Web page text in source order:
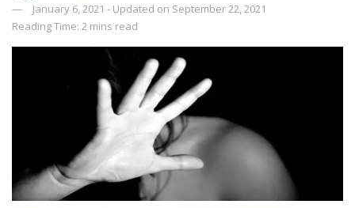
January 6, 2021 - Updated on September 22, 2021
Reading Time: 2 mins read